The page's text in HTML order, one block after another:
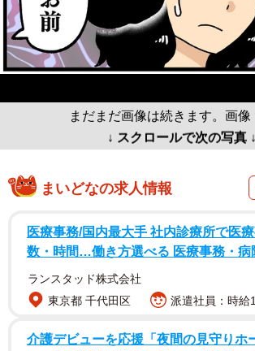
まだまだ画像は続きます。画像
↓ スクロールで次の写真 ↓
まいどなの求人情報
医療事務/国内最大手 社内診療所で医療
数・時間…働き方選べる 医療事務・病
ランスタッド株式会社
東京都 千代田区
派遣社員：時給
介護デビューを応援「夜間の見守りホ